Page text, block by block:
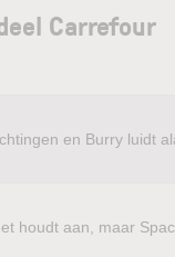
Carrefour
en Burry luidt
houdt aan, maar